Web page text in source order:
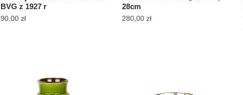
BVG z 1927 r
90,00 zł
28cm
280,00 zł